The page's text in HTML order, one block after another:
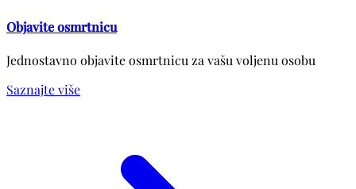
Objavite osmrtnicu
Jednostavno objavite osmrtnicu za vašu voljenu osobu
Saznajte više